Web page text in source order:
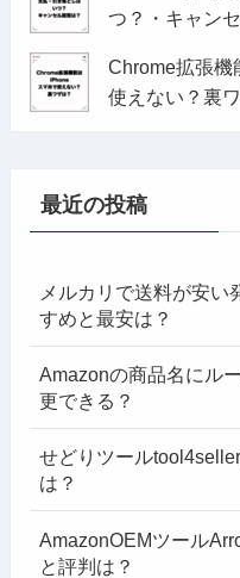
つ？・キャン
Chrome拡張機
使えない？裏
最近の投稿
メルカリで送料が安い
すめと最安は？
Amazonの商品名にル
更できる？
せどりツール
は？
AmazonOEMツール
と評判は？